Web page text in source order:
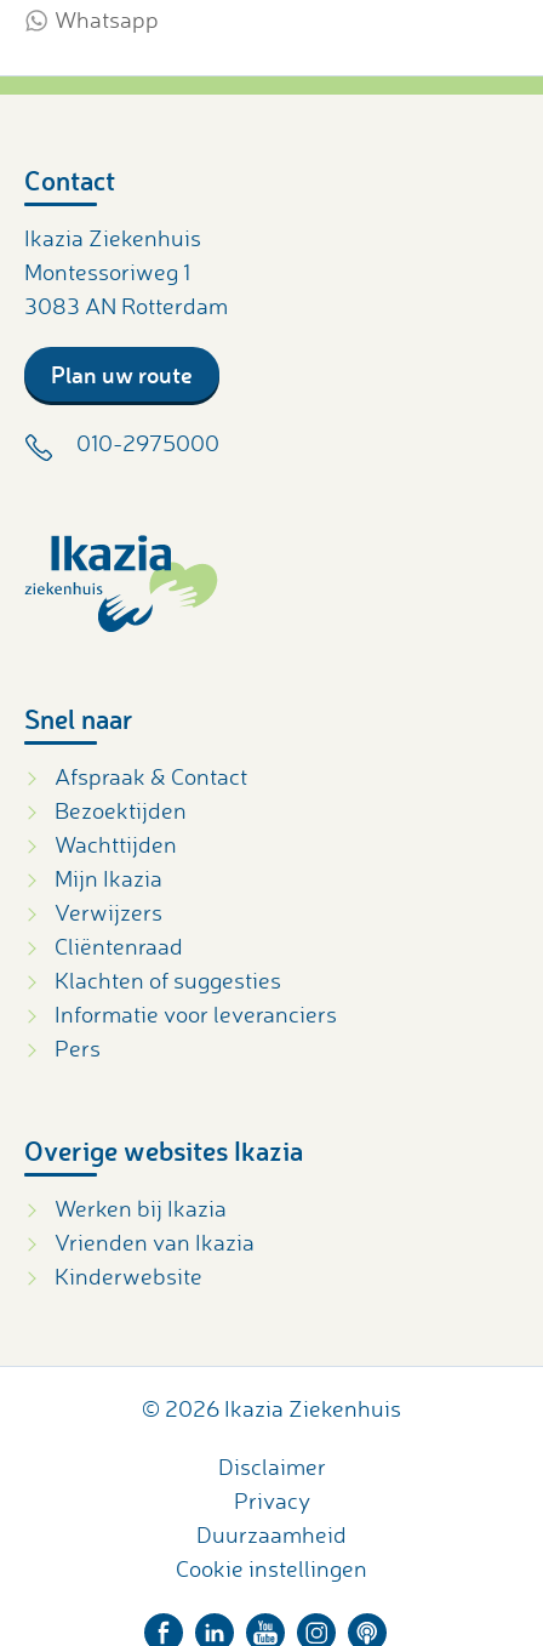
Whatsapp
Contact
Ikazia Ziekenhuis
Montessoriweg 1
3083 AN Rotterdam
Plan uw route
010-2975000
Snel naar
Afspraak & Contact
Bezoektijden
Wachttijden
Mijn Ikazia
Verwijzers
Cliëntenraad
Klachten of suggesties
Informatie voor leveranciers
Pers
Overige websites Ikazia
Werken bij Ikazia
Vrienden van Ikazia
Kinderwebsite
© 2026 Ikazia Ziekenhuis
Disclaimer
Privacy
Duurzaamheid
Cookie instellingen